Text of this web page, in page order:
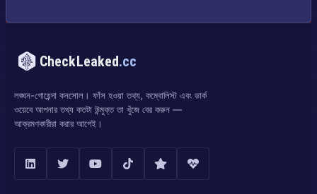
CheckLeaked.cc
লঙ্ঘন-গোয়েন্দা কনসোল। ফাঁস হওয়া তথ্য, কম্বোলিস্ট এবং ডার্ক
ওয়েবে আপনার তথ্য কতটা উন্মুক্ত তা খুঁজে বের করুন —
আক্রমণকারীরা করার আগেই।